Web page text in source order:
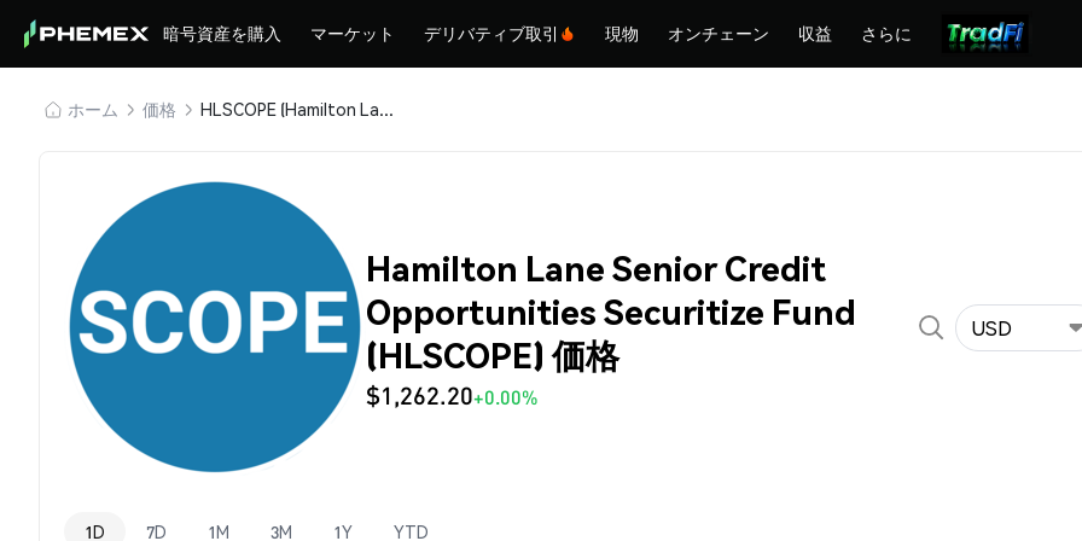
暗号資産を購入 マーケット デリバティブ取引 現物 オンチェーン 収益 さらに
ホーム 価格 HLSCOPE (Hamilton Lane Senior Credit Opportunities Securitize Fund)
Hamilton Lane Senior Credit
Opportunities Securitize Fund
(HLSCOPE) 価格
$1,262.20+0.00%
USD
1D 7D 1M 3M 1Y YTD